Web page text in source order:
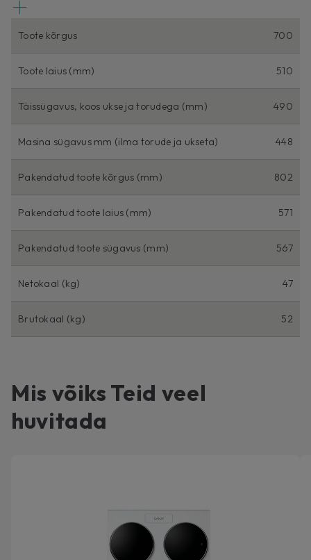
Toote kõrgus 700
Toote laius (mm) 510
Täissügavus, koos ukse ja torudega (mm) 490
Masina sügavus mm (ilma torude ja ukseta) 448
Pakendatud toote kõrgus (mm) 802
Pakendatud toote laius (mm) 571
Pakendatud toote sügavus (mm) 567
Netokaal (kg) 47
Brutokaal (kg) 52
Mis võiks Teid veel
huvitada